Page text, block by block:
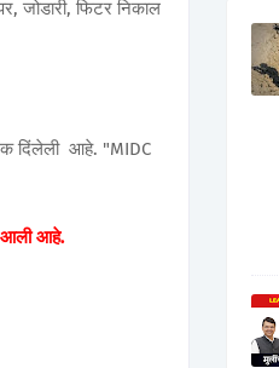
जोडारी, फिटर निकाल
दिंलेली आहे. "MIDC
आली आहे.